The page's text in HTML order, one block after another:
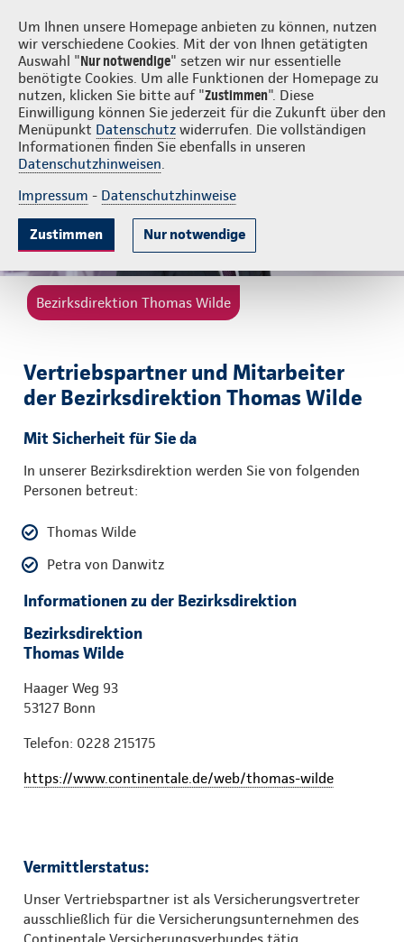
Um Ihnen unsere Homepage anbieten zu können, nutzen
wir verschiedene Cookies. Mit der von Ihnen getätigten
Auswahl "Nur notwendige" setzen wir nur essentielle
benötigte Cookies. Um alle Funktionen der Homepage zu
nutzen, klicken Sie bitte auf "Zustimmen". Diese
Einwilligung können Sie jederzeit für die Zukunft über den
Menüpunkt Datenschutz widerrufen. Die vollständigen
Informationen finden Sie ebenfalls in unseren
Datenschutzhinweisen.
Impressum - Datenschutzhinweise
Zustimmen Nur notwendige
Thomas Wilde Login
Bezirksdirektion Thomas Wilde
Vertriebspartner und Mitarbeiter
der Bezirksdirektion Thomas Wilde
Mit Sicherheit für Sie da
In unserer Bezirksdirektion werden Sie von folgenden
Personen betreut:
Thomas Wilde
Petra von Danwitz
Informationen zu der Bezirksdirektion
Bezirksdirektion
Thomas Wilde
Haager Weg 93
53127 Bonn
Telefon: 0228 215175
https://www.continentale.de/web/thomas-wilde
Vermittlerstatus:
Unser Vertriebspartner ist als Versicherungsvertreter
ausschließlich für die Versicherungsunternehmen des
Continentale Versicherungsverbundes tätig.